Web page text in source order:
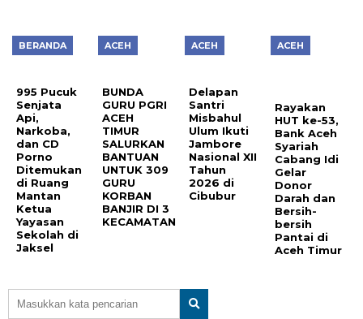
BERANDA
995 Pucuk
Senjata
Api,
Narkoba,
dan CD
Porno
Ditemukan
di Ruang
Mantan
Ketua
Yayasan
Sekolah di
Jaksel
ACEH
BUNDA
GURU PGRI
ACEH
TIMUR
SALURKAN
BANTUAN
UNTUK 309
GURU
KORBAN
BANJIR DI 3
KECAMATAN
ACEH
Delapan
Santri
Misbahul
Ulum Ikuti
Jambore
Nasional XII
Tahun
2026 di
Cibubur
ACEH
Rayakan
HUT ke-53,
Bank Aceh
Syariah
Cabang Idi
Gelar
Donor
Darah dan
Bersih-
bersih
Pantai di
Aceh Timur